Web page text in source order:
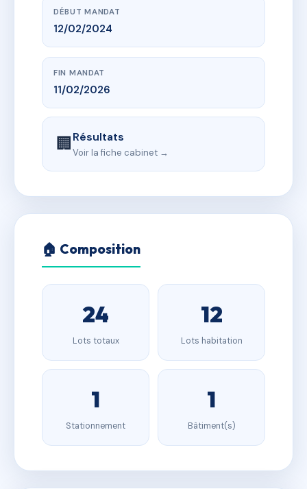
DÉBUT MANDAT
12/02/2024
FIN MANDAT
11/02/2026
🏢Résultats
Voir la fiche cabinet →
🏠 Composition
24
Lots totaux
12
Lots habitation
1
Stationnement
1
Bâtiment(s)